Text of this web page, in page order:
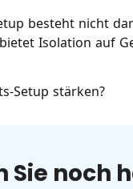
besteht nicht
Isolation auf
Setup stärken?
Sie noch